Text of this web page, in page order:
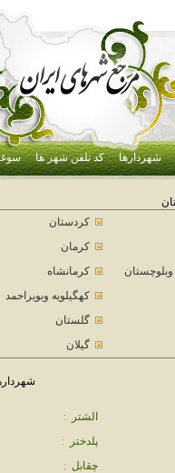
شهردارها کد تلفن شهر ها
كردستان
كرمان
كرمانشاه
كهگيلويه وبويراحمد
گلستان
گيلان
الشتر
:
پلدختر
:
چقابل :